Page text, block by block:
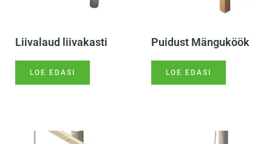
Liivalaud liivakasti
LOE EDASI
Puidust Mänguköök
LOE EDASI